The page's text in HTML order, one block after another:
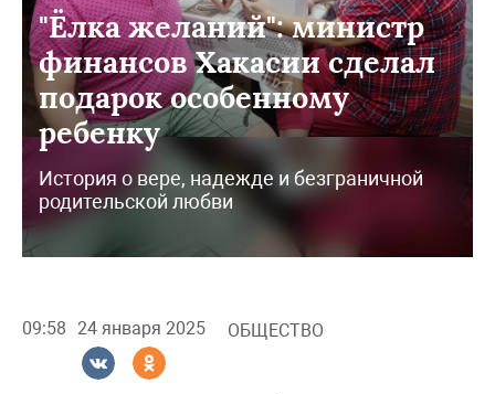
"Ёлка желаний": министр
финансов Хакасии сделал
подарок особенному
ребенку
История о вере, надежде и безграничной
родительской любви
09:58 24 января 2025 ОБЩЕСТВО